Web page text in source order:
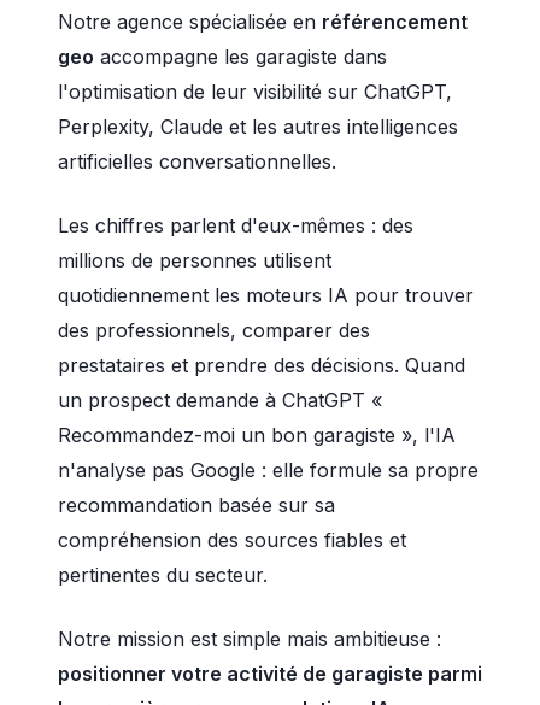
Notre agence spécialisée en référencement
geo accompagne les garagiste dans
l'optimisation de leur visibilité sur ChatGPT,
Perplexity, Claude et les autres intelligences
artificielles conversationnelles.
Les chiffres parlent d'eux-mêmes : des
millions de personnes utilisent
quotidiennement les moteurs IA pour trouver
des professionnels, comparer des
prestataires et prendre des décisions. Quand
un prospect demande à ChatGPT «
Recommandez-moi un bon garagiste », l'IA
n'analyse pas Google : elle formule sa propre
recommandation basée sur sa
compréhension des sources fiables et
pertinentes du secteur.
Notre mission est simple mais ambitieuse :
positionner votre activité de garagiste parmi